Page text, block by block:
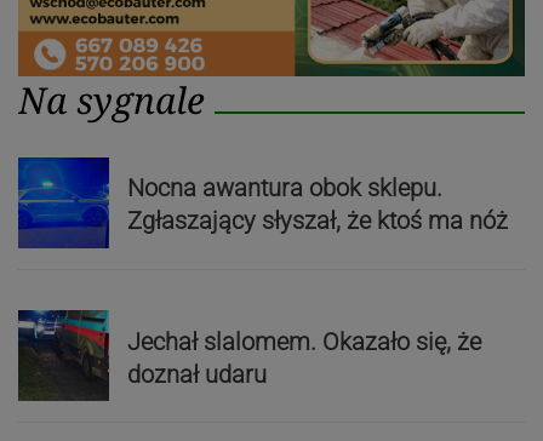
Na sygnale
Nocna awantura obok sklepu.
Zgłaszający słyszał, że ktoś ma nóż
Jechał slalomem. Okazało się, że
doznał udaru